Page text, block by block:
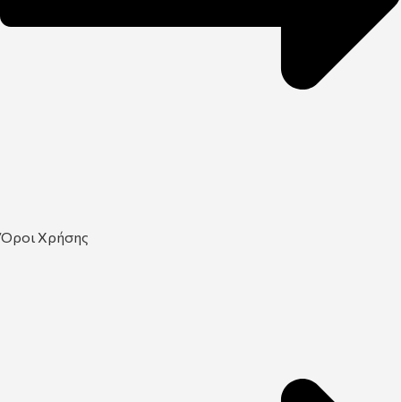
Όροι Χρήσης